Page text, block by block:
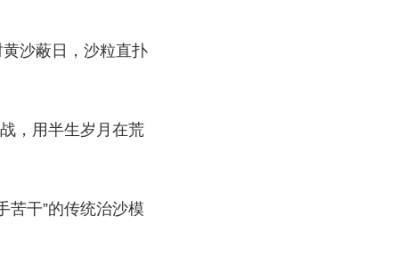
沙蔽日，沙粒直扑
，用半生岁月在荒
苦干”的传统治沙模